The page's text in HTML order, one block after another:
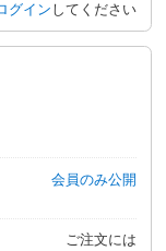
グイン してください
会員のみ公開
ご注文には